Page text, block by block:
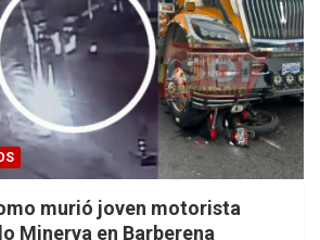
murió joven motorista
Minerva en Barberena